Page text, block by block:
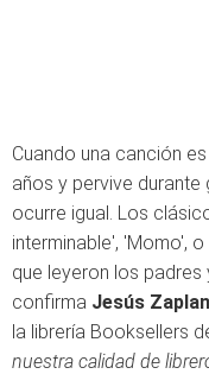
Cuando una canción
años y pervive
ocurre igual. Los
interminable', 'Momo',
que leyeron los padres
confirma Jesús
la librería Booksellers
nuestra calidad de